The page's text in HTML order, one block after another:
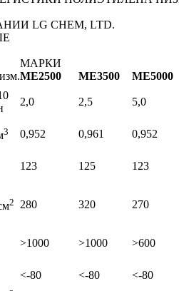
LG CHEM, LTD.
МАРКИ
ME2500 ME3500
ME5000
2,0 2,5 5,0
3 0,952 0,961
0,952
123 125 123
2 280 320 270
>1000 >1000 >600
<-80 <-80
<-80